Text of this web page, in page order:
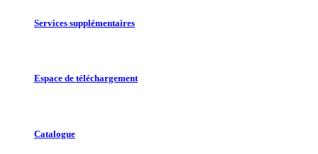
Services supplémentaires
Espace de téléchargement
Catalogue